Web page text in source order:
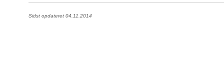
Sidst opdateret 04.11.2014